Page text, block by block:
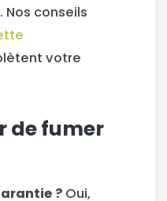
Nos conseils
votre
de fumer
? Oui,